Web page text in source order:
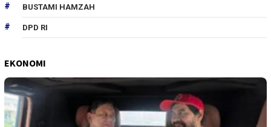
BUSTAMI HAMZAH
DPD RI
EKONOMI